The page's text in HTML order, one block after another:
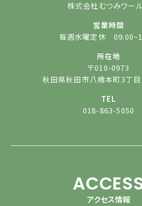
株式会社むつみワー
営業時間
毎週水曜定休
所在地
〒010-0973
秋田県秋田市八橋本町3丁
TEL
018-863-5050
アクセス情報